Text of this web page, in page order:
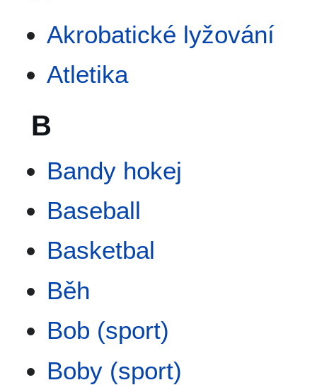
Akrobatické lyžování
Atletika
B
Bandy hokej
Baseball
Basketbal
Běh
Bob (sport)
Boby (sport)